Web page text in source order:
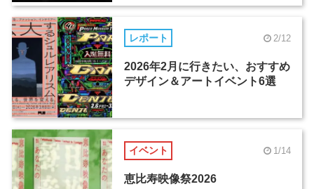
レポート 2/12
2026年2月に行きたい、おすすめ
デザイン＆アートイベント6選
イベント 1/14
恵比寿映像祭2026